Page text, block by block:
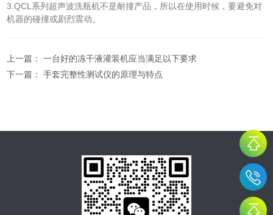
3.QCL系列超声波洗瓶机不是耐撞产品，所以在使用时候，要避免对
机器的碰撞或剧烈震动。
上一篇：一台好的冻干液灌装机应当满足以下要求
下一篇：手套完整性测试仪的原理与特点